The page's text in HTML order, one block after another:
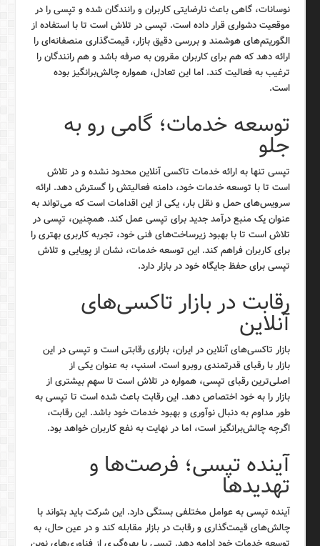
نوسانات، گاهی باعث نارضایتی کاربران و رانندگان شده و تپسی را در
موقعیت دشواری قرار داده است. تپسی در تلاش است تا با استفاده از
الگوریتم‌های هوشمند و بررسی دقیق بازار، قیمت‌گذاری منصفانه‌ای را
ارائه دهد که هم برای کاربران مقرون به صرفه باشد و هم رانندگان را
ترغیب به فعالیت کند. اما این تعادل، همواره چالش‌برانگیز بوده
است.
توسعه خدمات؛ گامی رو به
جلو
تپسی تنها به ارائه خدمات تاکسی آنلاین محدود نشده و در تلاش
است تا با توسعه خدمات خود، دامنه فعالیتش را گسترش دهد. ارائه
سرویس‌های حمل و نقل بار، یکی از این اقدامات است که می‌تواند به
عنوان یک منبع درآمد جدید برای تپسی عمل کند. همچنین، تپسی در
تلاش است تا با بهبود زیرساخت‌های فنی خود، تجربه کاربری بهتری را
برای کاربران فراهم کند. این توسعه خدمات، نشان از پویایی و تلاش
تپسی برای حفظ جایگاه خود در بازار دارد.
رقابت در بازار تاکسی‌های
آنلاین
بازار تاکسی‌های آنلاین در ایران، بازاری رقابتی است و تپسی در این
بازار با رقبای قدرتمندی روبرو است. اسنپ، به عنوان یکی از
اصلی‌ترین رقبای تپسی، همواره در تلاش است تا سهم بیشتری از
بازار را به خود اختصاص دهد. این رقابت باعث شده است تا تپسی به
طور مداوم به دنبال نوآوری و بهبود خدمات خود باشد. این رقابت،
اگرچه چالش‌برانگیز است، اما در نهایت به نفع کاربران خواهد بود.
آینده تپسی؛ فرصت‌ها و
تهدیدها
آینده تپسی به عوامل مختلفی بستگی دارد. این شرکت باید بتواند با
چالش‌های قیمت‌گذاری و رقابت در بازار مقابله کند و در عین حال، به